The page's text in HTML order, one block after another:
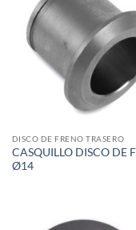
DISCO DE FRENO TRASERO
CASQUILLO DISCO DE
Ø14